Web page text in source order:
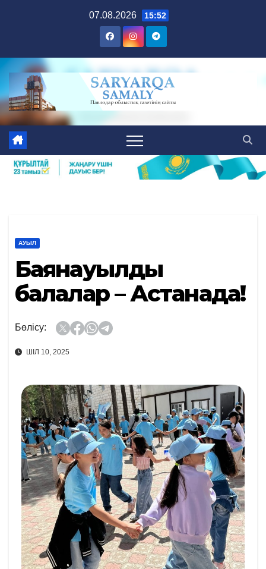
07.08.2026 15:52
АУЫЛ
Баянауылдық
балалар – Астанада!
Бөлісу:
ШІЛ 10, 2025